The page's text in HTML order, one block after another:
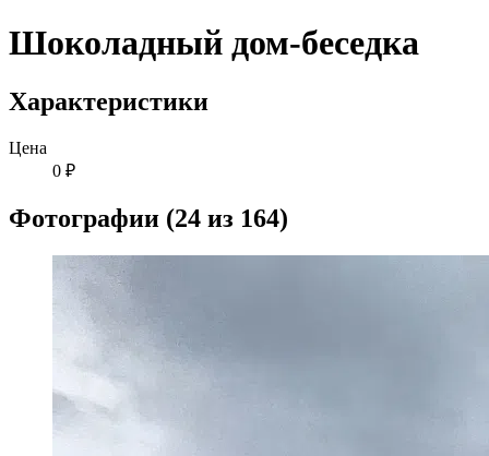
Шоколадный дом-беседка
Характеристики
Цена
0 ₽
Фотографии (24 из 164)